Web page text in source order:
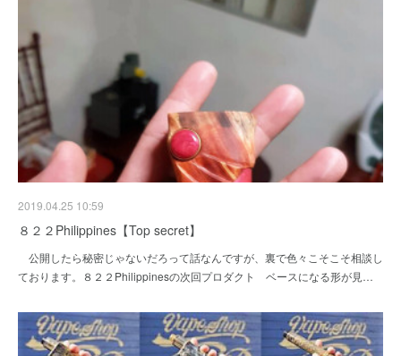
2019.04.25 10:59
８２２Philippines【Top secret】
公開したら秘密じゃないだろって話なんですが、裏で色々こそこそ相談し
ております。８２２Philippinesの次回プロダクト ベースになる形が見…